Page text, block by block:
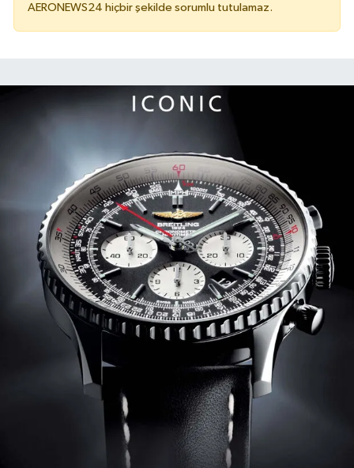
AERONEWS24 hiçbir şekilde sorumlu tutulamaz.